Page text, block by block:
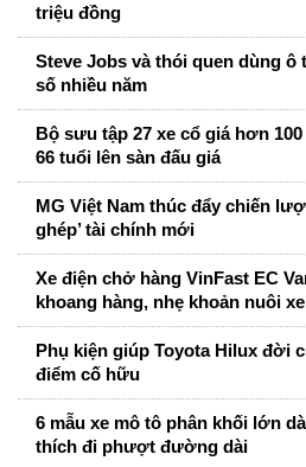
triệu đồng
Steve Jobs và thói quen dùng ô
số nhiều năm
Bộ sưu tập 27 xe cổ giá hơn
66 tuổi lên sàn đấu giá
MG Việt Nam thúc đẩy chiến
ghép’ tài chính mới
Xe điện chở hàng VinFast EC
khoang hàng, nhẹ khoản nuôi xe
Phụ kiện giúp Toyota Hilux đời
điểm cố hữu
6 mẫu xe mô tô phân khối lớn
thích đi phượt đường dài